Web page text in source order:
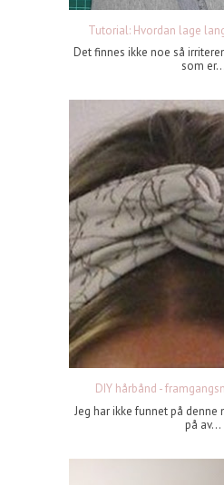
Tutorial: Hvordan lage
Det finnes ikke noe så
som er...
DIY hårbånd -
Jeg har ikke funnet på denne
på av...